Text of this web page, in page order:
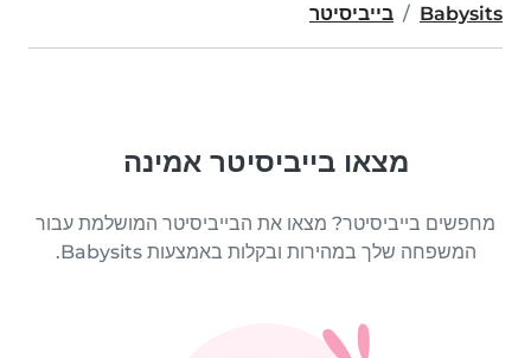
Babysits בייביסיטר
מצאו בייביסיטר אמינה
מחפשים בייביסיטר? מצאו את הבייביסיטר המושלמת עבור
המשפחה שלך במהירות ובקלות באמצעות Babysits.